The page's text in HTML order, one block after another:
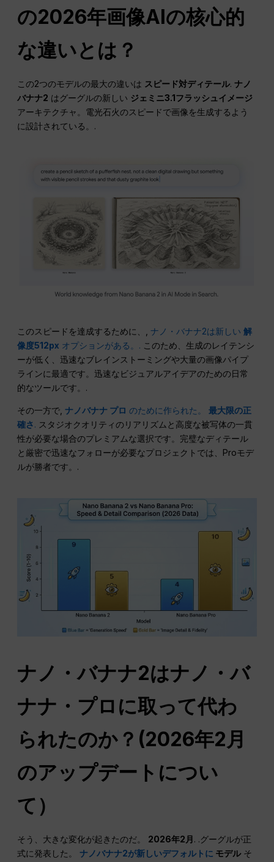
の2026年画像AIの核心的
な違いとは？
この2つのモデルの最大の違いは スピード対ディテール.ナノ
バナナ2 はグーグルの新しい ジェミニ3.1フラッシュイメージ
アーキテクチャ。電光石火のスピードで画像を生成するよう
に設計されている。.
このスピードを達成するために、,ナノ・バナナ2は新しい解
像度512px オプションがある。. このため、生成のレイテンシ
ーが低く、迅速なブレインストーミングや大量の画像パイプ
ラインに最適です。迅速なビジュアルアイデアのための日常
的なツールです。.
その一方で,ナノバナナ プロ のために作られた。最大限の正
確さ. スタジオクオリティのリアリズムと高度な被写体の一貫
性が必要な場合のプレミアムな選択です。完璧なディテール
と厳密で迅速なフォローが必要なプロジェクトでは、Proモデ
ルが勝者です。.
ナノ・バナナ2はナノ・バ
ナナ・プロに取って代わ
られたのか？(2026年2月
のアップデートについ
て）
そう、大きな変化が起きたのだ。 2026年2月. .グーグルが正
式に発表した。ナノバナナ2が新しいデフォルトに モデルそ